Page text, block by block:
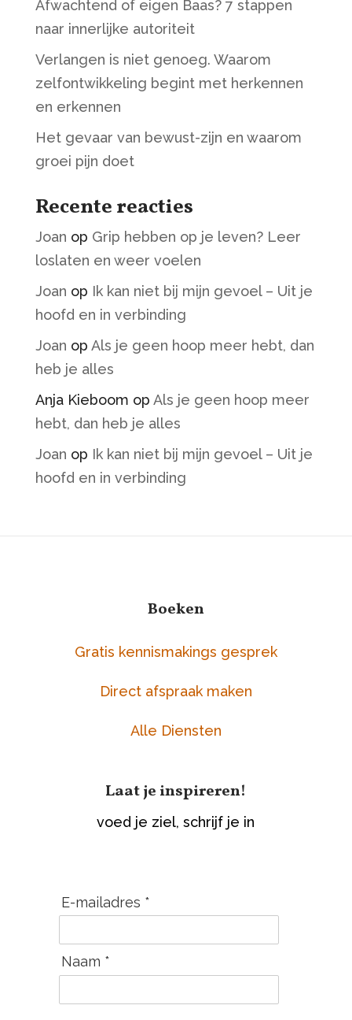
Afwachtend of eigen Baas? 7 stappen
naar innerlijke autoriteit
Verlangen is niet genoeg. Waarom
zelfontwikkeling begint met herkennen
en erkennen
Het gevaar van bewust-zijn en waarom
groei pijn doet
Recente reacties
Joan op Grip hebben op je leven? Leer
loslaten en weer voelen
Joan op Ik kan niet bij mijn gevoel – Uit je
hoofd en in verbinding
Joan op Als je geen hoop meer hebt, dan
heb je alles
Anja Kieboom op Als je geen hoop meer
hebt, dan heb je alles
Joan op Ik kan niet bij mijn gevoel – Uit je
hoofd en in verbinding
Boeken
Gratis kennismakings gesprek
Direct afspraak maken
Alle Diensten
Laat je inspireren!
voed je ziel, schrijf je in
E-mailadres *
Naam *